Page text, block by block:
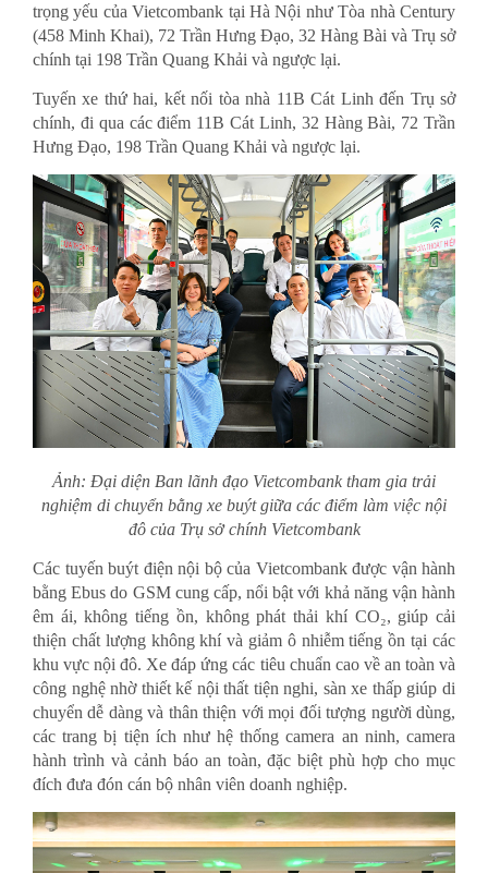
trọng yếu của Vietcombank tại Hà Nội như Tòa nhà Century
(458 Minh Khai), 72 Trần Hưng Đạo, 32 Hàng Bài và Trụ sở
chính tại 198 Trần Quang Khải và ngược lại.
Tuyến xe thứ hai, kết nối tòa nhà 11B Cát Linh đến Trụ sở
chính, đi qua các điểm 11B Cát Linh, 32 Hàng Bài, 72 Trần
Hưng Đạo, 198 Trần Quang Khải và ngược lại.
Ảnh: Đại diện Ban lãnh đạo Vietcombank tham gia trải
nghiệm di chuyển bằng xe buýt giữa các điểm làm việc nội
đô của Trụ sở chính Vietcombank
Các tuyến buýt điện nội bộ của Vietcombank được vận hành
bằng Ebus do GSM cung cấp, nổi bật với khả năng vận hành
êm ái, không tiếng ồn, không phát thải khí CO₂, giúp cải
thiện chất lượng không khí và giảm ô nhiễm tiếng ồn tại các
khu vực nội đô. Xe đáp ứng các tiêu chuẩn cao về an toàn và
công nghệ nhờ thiết kế nội thất tiện nghi, sàn xe thấp giúp di
chuyển dễ dàng và thân thiện với mọi đối tượng người dùng,
các trang bị tiện ích như hệ thống camera an ninh, camera
hành trình và cảnh báo an toàn, đặc biệt phù hợp cho mục
đích đưa đón cán bộ nhân viên doanh nghiệp.